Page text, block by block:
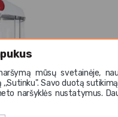
mūsų svetainėje,
Savo duotą
naršyklės nustatymus.